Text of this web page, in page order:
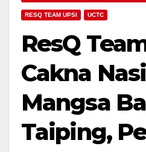
RESQ TEAM UPSI UCTC
ResQ
Cakna
Mangsa
Taiping,